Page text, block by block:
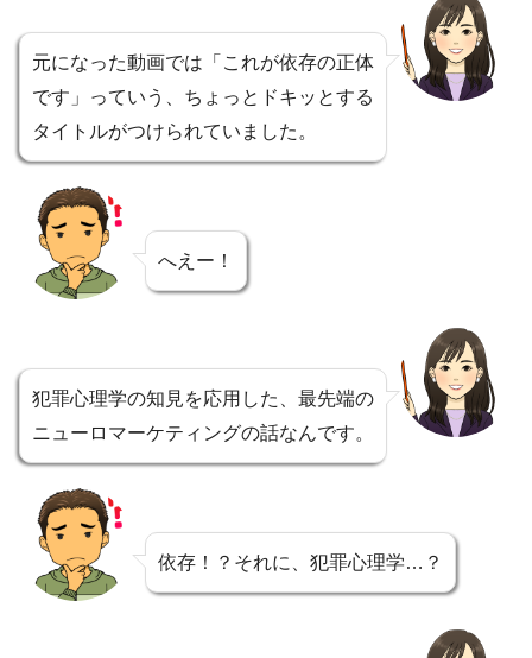
元になった動画では「これが依存の正体
です」っていう、ちょっとドキッとする
タイトルがつけられていました。
へえー！
犯罪心理学の知見を応用した、最先端の
ニューロマーケティングの話なんです。
依存！？それに、犯罪心理学…？